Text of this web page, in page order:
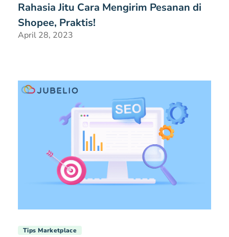
Rahasia Jitu Cara Mengirim Pesanan di
Shopee, Praktis!
April 28, 2023
Tips Marketplace